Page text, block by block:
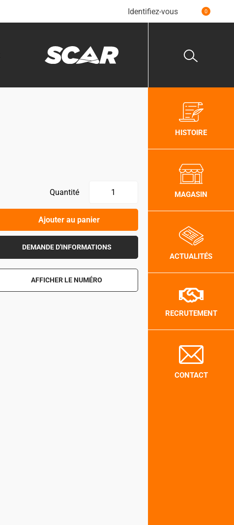
Identifiez-vous 0
Quantité
Ajouter au panier
DEMANDE D'INFORMATIONS
AFFICHER LE NUMÉRO
HISTOIRE
MAGASIN
ACTUALITÉS
RECRUTEMENT
CONTACT